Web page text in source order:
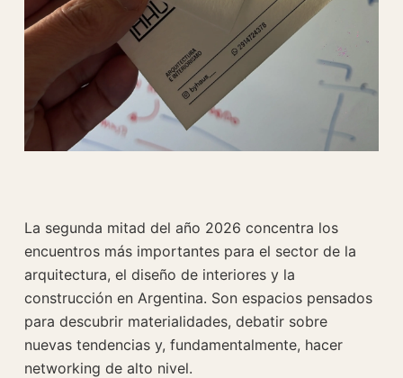
La segunda mitad del año 2026 concentra los
encuentros más importantes para el sector de la
arquitectura, el diseño de interiores y la
construcción en Argentina. Son espacios pensados
para descubrir materialidades, debatir sobre
nuevas tendencias y, fundamentalmente, hacer
networking de alto nivel.